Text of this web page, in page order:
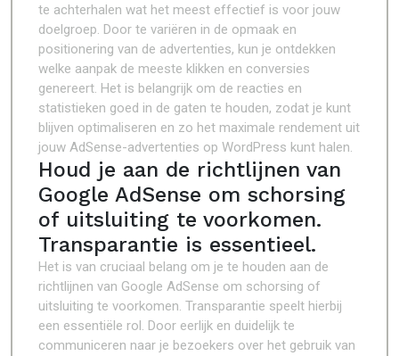
te achterhalen wat het meest effectief is voor jouw
doelgroep. Door te variëren in de opmaak en
positionering van de advertenties, kun je ontdekken
welke aanpak de meeste klikken en conversies
genereert. Het is belangrijk om de reacties en
statistieken goed in de gaten te houden, zodat je kunt
blijven optimaliseren en zo het maximale rendement uit
jouw AdSense-advertenties op WordPress kunt halen.
Houd je aan de richtlijnen van
Google AdSense om schorsing
of uitsluiting te voorkomen.
Transparantie is essentieel.
Het is van cruciaal belang om je te houden aan de
richtlijnen van Google AdSense om schorsing of
uitsluiting te voorkomen. Transparantie speelt hierbij
een essentiële rol. Door eerlijk en duidelijk te
communiceren naar je bezoekers over het gebruik van